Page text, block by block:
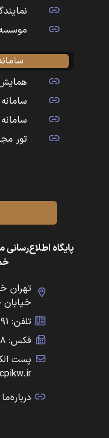
همایش
تور
پایگاه
تهران
خیابان
تلفن: ۲۲۲۹۰۱۹۱-۰۲۱ الی ۵
فکس: ۲۲۲۹۰۴۷۸
پست
درباره‌ما